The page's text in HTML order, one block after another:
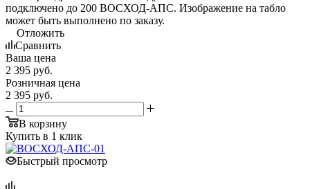
подключено до 200 ВОСХОД-АПС. Изображение на табло
может быть выполнено по заказу.
Отложить
Сравнить
Ваша цена
2 395 руб.
Розничная цена
2 395 руб.
В корзину
Купить в 1 клик
Быстрый просмотр